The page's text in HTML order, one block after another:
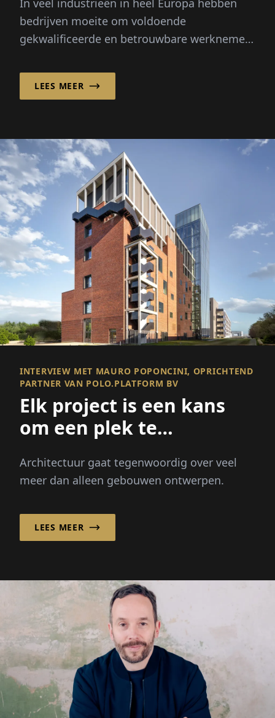
In veel industrieën in heel Europa hebben
bedrijven moeite om voldoende
gekwalificeerde en betrouwbare werknemers
verandering en...
LEES MEER
INTERVIEW MET MAURO POPONCINI, OPRICHTEND
PARTNER VAN POLO.PLATFORM BV
Elk project is een kans
om een plek te
gemeenschap te
versterken!
Architectuur gaat tegenwoordig over veel
meer dan alleen gebouwen ontwerpen.
LEES MEER